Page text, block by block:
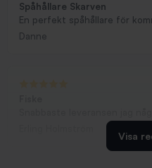
Spåhållare Skarven
En perfekt spåhållare för
Danne
Visa